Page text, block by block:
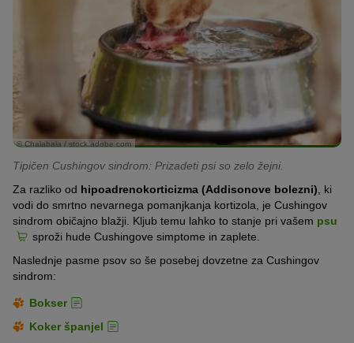
© Chalabala / stock.adobe.com
Tipičen Cushingov sindrom: Prizadeti psi so zelo žejni.
Za razliko od hipoadrenokorticizma (Addisonove bolezni), ki
vodi do smrtno nevarnega pomanjkanja kortizola, je Cushingov
sindrom običajno blažji. Kljub temu lahko to stanje pri vašem psu
sproži hude Cushingove simptome in zaplete.
Naslednje pasme psov so še posebej dovzetne za Cushingov
sindrom:
Bokser
Koker španjel